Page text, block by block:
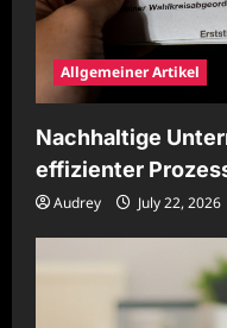
Allgemeiner Artikel
Nachhaltige
effizienter
Audrey July 22, 2026